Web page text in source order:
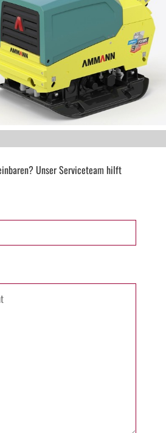
Unser Serviceteam hilft